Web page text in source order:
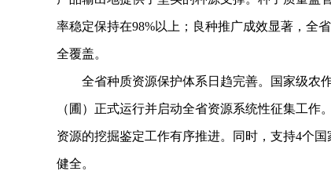
率稳定保持在98%以上；良种推广成效显著，全
全覆盖。
全省种质资源保护体系日趋完善。国家级农作
（圃）正式运行并启动全省资源系统性征集工
资源的挖掘鉴定工作有序推进。同时，支持4个
健全。